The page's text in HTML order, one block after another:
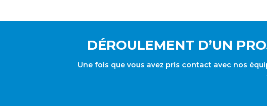
DÉROULEMENT D’UN
Une fois que vous avez pris contact avec nos